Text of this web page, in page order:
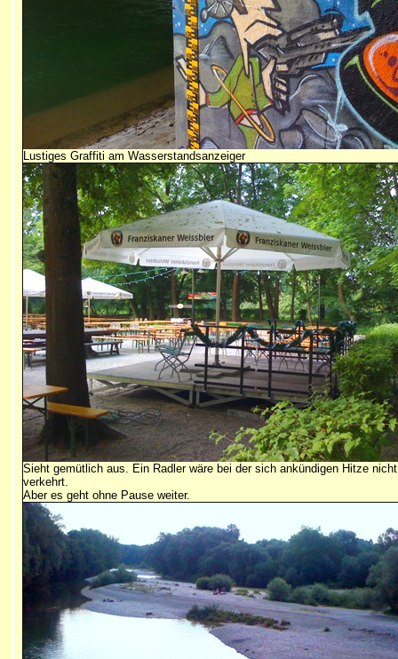
Lustiges Graffiti am Wasserstandsanzeiger
Sieht gemütlich aus. Ein Radler wäre bei der sich ankündigen Hitze nicht
verkehrt.
Aber es geht ohne Pause weiter.